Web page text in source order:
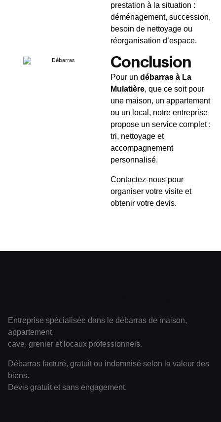
prestation à la situation :
déménagement, succession,
besoin de nettoyage ou
réorganisation d’espace.
Conclusion
Pour un débarras à La
Mulatière, que ce soit pour
une maison, un appartement
ou un local, notre entreprise
propose un service complet :
tri, nettoyage et
accompagnement
personnalisé.
Contactez-nous pour
organiser votre visite et
obtenir votre devis.
Entreprise spécialisée dans le débarras de maison,
appartement,
cave, grenier et locaux professionnels.
Débarras facturé, gratuit ou indemnisé selon la valeur des
biens.
Devis gratuit et sans engagement.